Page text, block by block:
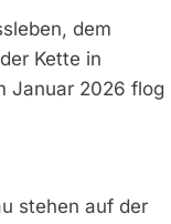
dem
Kette in
Januar 2026 flog
stehen auf der